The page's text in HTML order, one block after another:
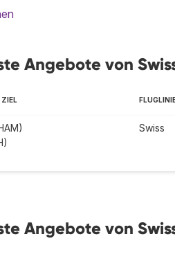
Angebote von
Swiss
Angebote von